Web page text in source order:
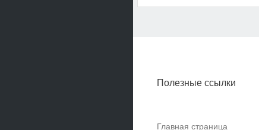
Полезные ссылки
Главная страница